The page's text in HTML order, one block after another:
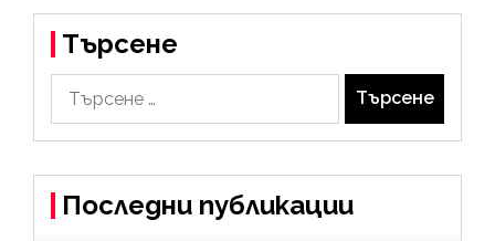
Търсене
Последни публикации